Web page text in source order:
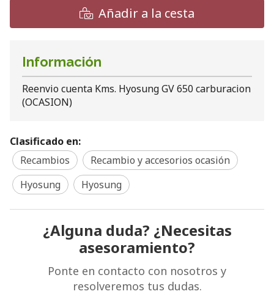
Añadir a la cesta
Información
Reenvio cuenta Kms. Hyosung GV 650 carburacion
(OCASION)
Clasificado en:
Recambios
Recambio y accesorios ocasión
Hyosung
Hyosung
¿Alguna duda? ¿Necesitas
asesoramiento?
Ponte en contacto con nosotros y
resolveremos tus dudas.